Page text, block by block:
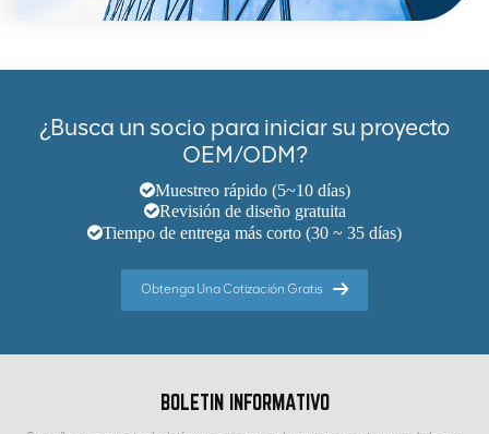
¿Busca un socio para iniciar su proyecto
OEM/ODM?
Muestreo rápido (5~10 días)
Revisión de diseño gratuita
Tiempo de entrega más corto (30 ~ 35 días)
Obtenga Una Cotización Gratis
BOLETIN INFORMATIVO